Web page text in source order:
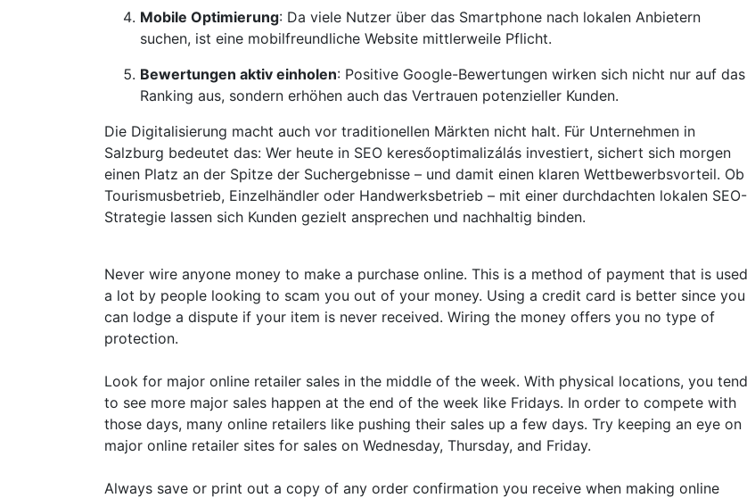
Mobile Optimierung: Da viele Nutzer über das Smartphone nach lokalen Anbietern
suchen, ist eine mobilfreundliche Website mittlerweile Pflicht.
Bewertungen aktiv einholen: Positive Google-Bewertungen wirken sich nicht nur auf das
Ranking aus, sondern erhöhen auch das Vertrauen potenzieller Kunden.
Die Digitalisierung macht auch vor traditionellen Märkten nicht halt. Für Unternehmen in
Salzburg bedeutet das: Wer heute in SEO keresőoptimalizálás investiert, sichert sich morgen
einen Platz an der Spitze der Suchergebnisse – und damit einen klaren Wettbewerbsvorteil. Ob
Tourismusbetrieb, Einzelhändler oder Handwerksbetrieb – mit einer durchdachten lokalen SEO-
Strategie lassen sich Kunden gezielt ansprechen und nachhaltig binden.
Never wire anyone money to make a purchase online. This is a method of payment that is used
a lot by people looking to scam you out of your money. Using a credit card is better since you
can lodge a dispute if your item is never received. Wiring the money offers you no type of
protection.
Look for major online retailer sales in the middle of the week. With physical locations, you tend
to see more major sales happen at the end of the week like Fridays. In order to compete with
those days, many online retailers like pushing their sales up a few days. Try keeping an eye on
major online retailer sites for sales on Wednesday, Thursday, and Friday.
Always save or print out a copy of any order confirmation you receive when making online